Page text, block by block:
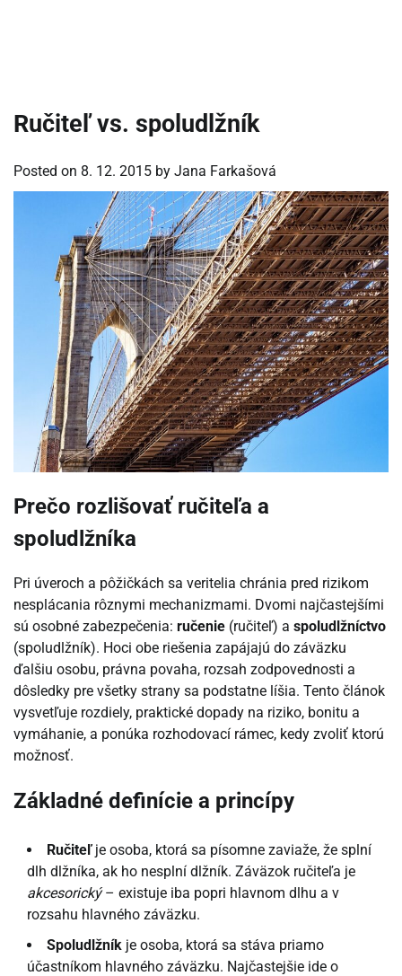
Ručiteľ vs. spoludlžník
Posted on 8. 12. 2015 by Jana Farkašová
Prečo rozlišovať ručiteľa a
spoludlžníka
Pri úveroch a pôžičkách sa veritelia chránia pred rizikom
nesplácania rôznymi mechanizmami. Dvomi najčastejšími
sú osobné zabezpečenia: ručenie (ručiteľ) a spoludlžníctvo
(spoludlžník). Hoci obe riešenia zapájajú do záväzku
ďalšiu osobu, právna povaha, rozsah zodpovednosti a
dôsledky pre všetky strany sa podstatne líšia. Tento článok
vysvetľuje rozdiely, praktické dopady na riziko, bonitu a
vymáhanie, a ponúka rozhodovací rámec, kedy zvoliť ktorú
možnosť.
Základné definície a princípy
Ručiteľje osoba, ktorá sa písomne zaviaže, že splní
dlh dlžníka, ak ho nesplní dlžník. Záväzok ručiteľa je
akcesorický– existuje iba popri hlavnom dlhu a v
rozsahu hlavného záväzku.
Spoludlžník je osoba, ktorá sa stáva priamo
účastníkom hlavného záväzku. Najčastejšie ide o